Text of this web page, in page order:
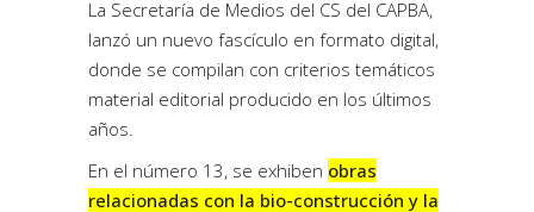
La Secretaría de Medios del CS del CAPBA,
lanzó un nuevo fascículo en formato digital,
donde se compilan con criterios temáticos
material editorial producido en los últimos
años.
En el número 13, se exhiben obras
relacionadas con la bio-construcción y la